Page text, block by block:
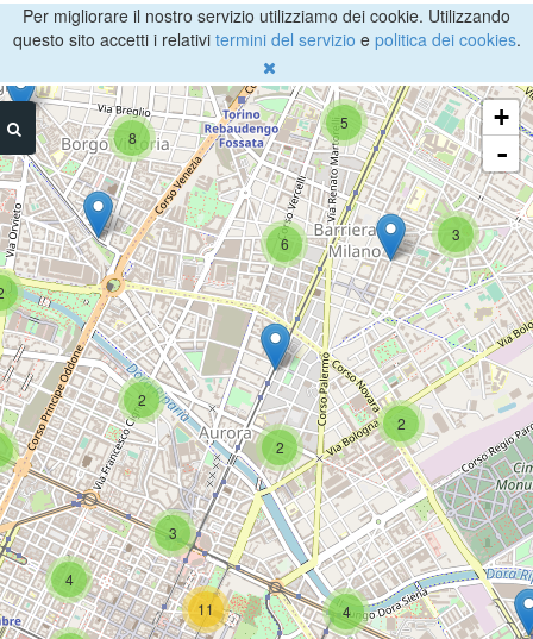
Per migliorare il nostro servizio utilizziamo dei cookie. Utilizzando
questo sito accetti i relativi termini del servizio e politica dei cookies.
2
4
8
3
11
2
4
2
6
5
3
+
-